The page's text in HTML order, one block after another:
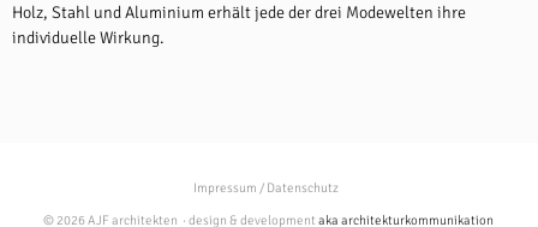
Holz, Stahl und Aluminium erhält jede der drei Modewelten ihre
individuelle Wirkung.
Impressum / Datenschutz
© 2026 AJF architekten · design & developmentaka architekturkommunikation